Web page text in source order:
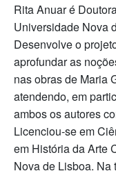
Rita Anuar é
Universidade Nova
Desenvolve o
aprofundar as
nas obras de Maria
atendendo, em
ambos os autores
Licenciou-se em
em História da Arte
Nova de Lisboa. Na